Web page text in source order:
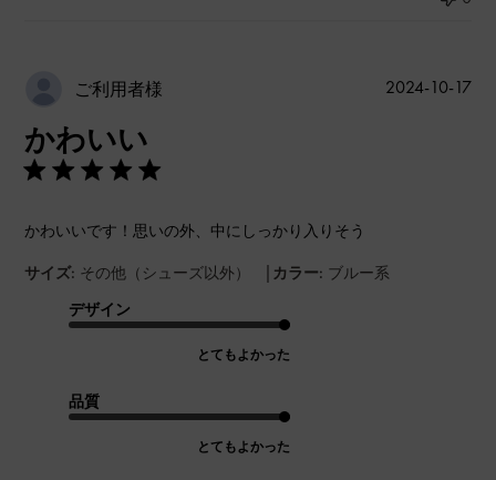
ご利用者様
かわいい
かわいいです！思いの外、中にしっかり入りそう
サイズ: その他（シューズ以外） | カラー: ブルー系
デザイン
とてもよかった
品質
とてもよかった
公
2024-10-17